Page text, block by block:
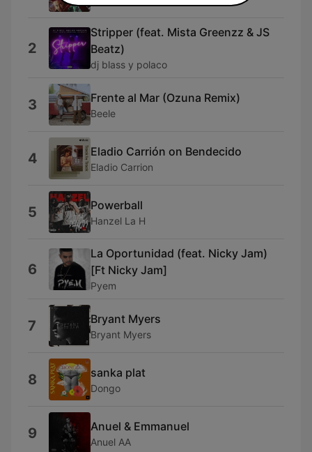
2
Stripper (feat. Mista Greenzz & JS
Beatz)
dj blass y polaco
3 Frente al Mar (Ozuna Remix)
Beele
4 Eladio Carrión on Bendecido
Eladio Carrion
5 Powerball
Hanzel La H
6
La Oportunidad (feat. Nicky Jam)
[Ft Nicky Jam]
Pyem
7 Bryant Myers
Bryant Myers
8 sanka plat
Dongo
9 Anuel & Emmanuel
Anuel AA